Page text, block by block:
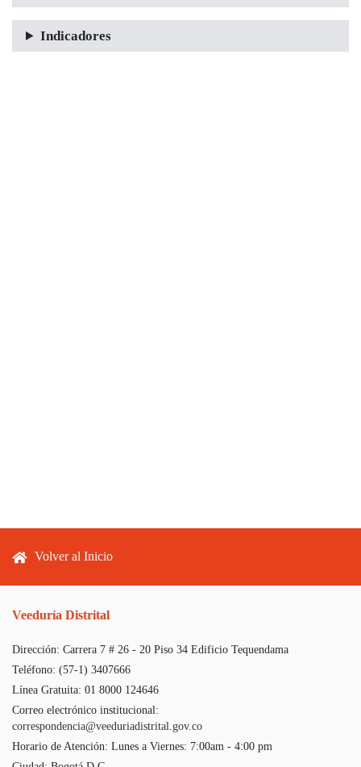
Indicadores
Footer menu
Volver al Inicio
Veeduría Distrital
Dirección: Carrera 7 # 26 - 20 Piso 34 Edificio Tequendama
Teléfono: (57-1) 3407666
Línea Gratuita: 01 8000 124646
Correo electrónico institucional:
correspondencia@veeduriadistrital.gov.co
Horario de Atención: Lunes a Viernes: 7:00am - 4:00 pm